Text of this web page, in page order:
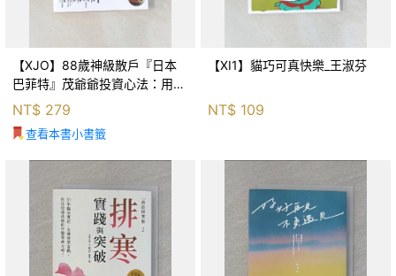
【XJO】88歲神級散戶『日本
巴菲特』茂爺爺投資心法：用
「126法則」滾出18億円資產的
69年股海交易術_藤本茂, 賴惠
鈴
NT$ 279
查看本書小書籤
【XI1】貓巧可真快樂_王淑芬
NT$ 109